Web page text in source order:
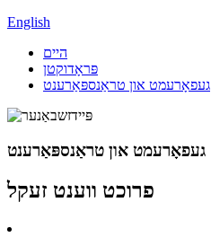
English
היים
פּראָדוקטן
געפאָרעמט און טראַנספּאַרענט
געפאָרעמט און טראַנספּאַרענט
פרוכט ווענט זעקל